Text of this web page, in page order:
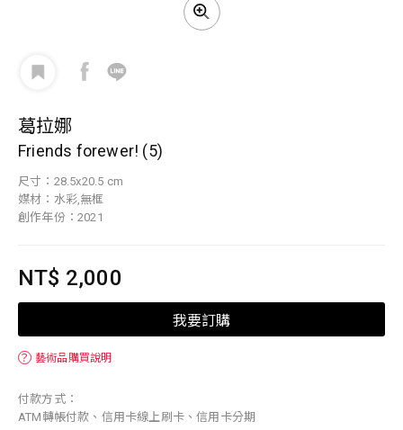
葛拉娜
Friends forewer! (5)
尺寸：28.5x20.5 cm
媒材：水彩,無框
創作年份：2021
NT$ 2,000
我要訂購
？ 藝術品購買說明
付款方式：
ATM轉帳付款、信用卡線上刷卡、信用卡分期